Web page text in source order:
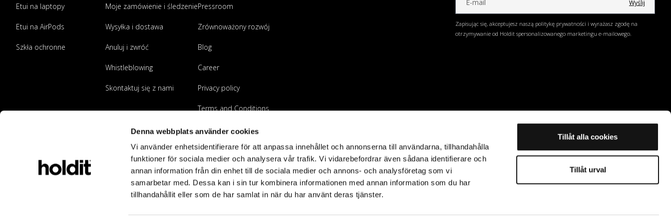
Denna webbplats använder cookies
Vi använder enhetsidentifierare för att anpassa innehållet och annonserna till användarna, tillhandahålla
funktioner för sociala medier och analysera vår trafik. Vi vidarebefordrar även sådana identifierare och
annan information från din enhet till de sociala medier och annons- och analysföretag som vi
samarbetar med. Dessa kan i sin tur kombinera informationen med annan information som du har
tillhandahållit eller som de har samlat in när du har använt deras tjänster.
Tillåt alla cookies
Tillåt urval
Etui na laptopy
Etui na AirPods
Szkła ochronne
Moje zamówienie i śledzenie
Wysyłka i dostawa
Anuluj i zwróć
Whistleblowing
Skontaktuj się z nami
Pressroom
Zrównoważony rozwój
Blog
Career
Privacy policy
Terms and Conditions
Zostań sprzedawcą
Wyślij
Zapisując się, akceptujesz naszą politykę prywatności i wyrażasz zgodę na
otrzymywanie od Holdit spersonalizowanego marketingu e-mailowego.
©2023 Holdit AB